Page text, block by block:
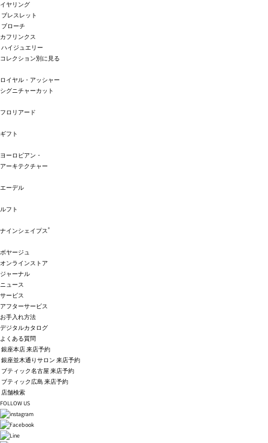
イヤリング
ブレスレット
ブローチ
カフリンクス
ハイジュエリー
コレクション別に見る
ロイヤル・アッシャー
シグニチャーカット
フロリアード
ギフト
ヨーロピアン・
アーキテクチャー
エーデル
ルフト
ナインシェイプス®
ボヤージュ
オンラインストア
ジャーナル
ニュース
サービス
アフターサービス
お手入れ方法
デジタルカタログ
よくある質問
銀座本店 来店予約
銀座並木通りサロン 来店予約
ブティック名古屋 来店予約
ブティック広島 来店予約
店舗検索
FOLLOW US